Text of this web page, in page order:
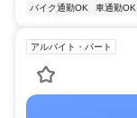
バイク通勤OK 車通勤OK
アルバイト・パート